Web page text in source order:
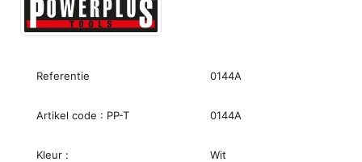
Referentie 0144A
Artikel code : PP-T 0144A
Kleur : Wit